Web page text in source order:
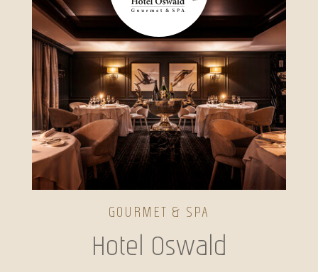
GOURMET & SPA
Hotel Oswald